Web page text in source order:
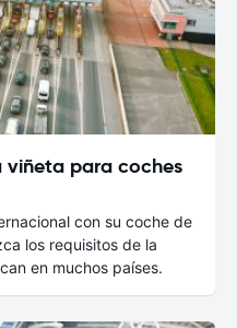
viñeta para coches
con su coche de
los requisitos de la
en muchos países.